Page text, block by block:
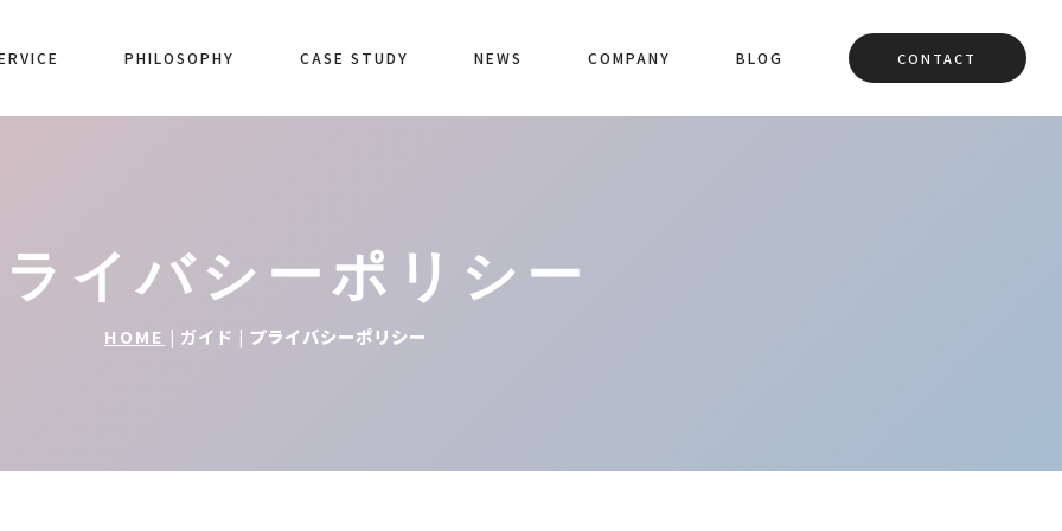
PHILOSOPHY CASE STUDY NEWS COMPANY BLOG CONTACT
イバシーポリシー
HOME | ガイド | プライバシーポリシー